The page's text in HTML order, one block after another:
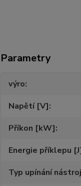
Parametry
výro
Napětí [V]
Příkon [kW]
Energie příklepu
Typ upínání